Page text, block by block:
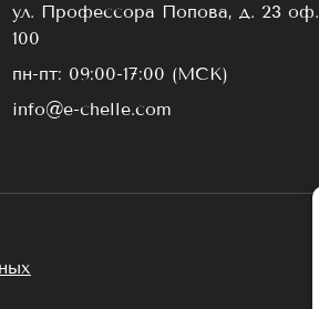
ул. Профессора Попова, д. 23 оф.
100
пн-пт: 09:00-17:00 (МСК)
info@e-chelle.com